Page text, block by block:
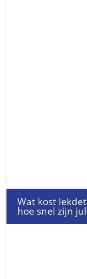
Wat kost
hoe snel zijn